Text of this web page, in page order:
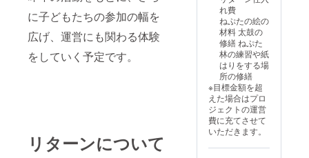
に子どもたちの参加の幅を
広げ、運営にも関わる体験
をしていく予定です。
リターンについて
プレゼ
ント。
まさに
名誉あ
る応援
者で
す！
れ費
ねぷたの絵の
材料 太鼓の
修繕 ねぷた
林の練習や紙
はりをする場
所の修繕
※目標金額を超
えた場合はプロ
ジェクトの運営
費に充てさせて
いただきます。